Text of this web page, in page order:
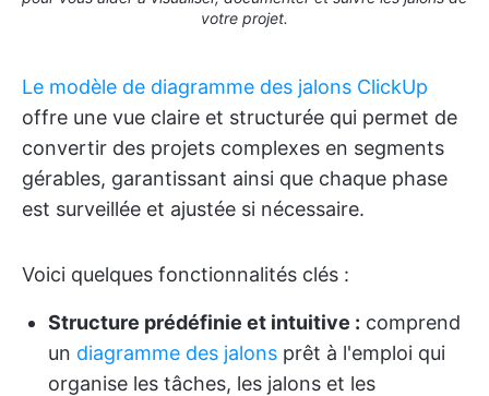
votre projet.
Le modèle de diagramme des jalons ClickUp
offre une vue claire et structurée qui permet de
convertir des projets complexes en segments
gérables, garantissant ainsi que chaque phase
est surveillée et ajustée si nécessaire.
Voici quelques fonctionnalités clés :
Structure prédéfinie et intuitive : comprend
un diagramme des jalons prêt à l'emploi qui
organise les tâches, les jalons et les